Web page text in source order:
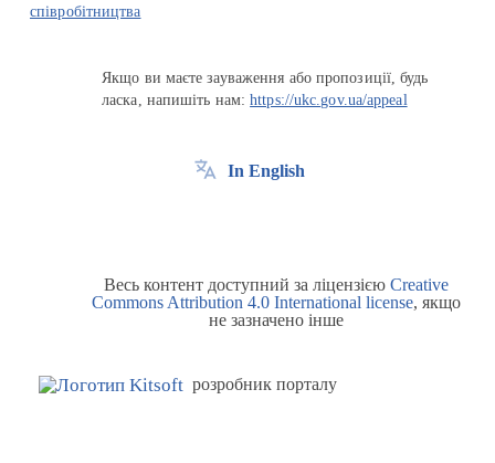
співробітництва
Якщо ви маєте зауваження або пропозиції, будь
ласка, напишіть нам:https://ukc.gov.ua/appeal
In English
Весь контент доступний за ліцензією Creative
Commons Attribution 4.0 International license, якщо
не зазначено інше
розробник порталу